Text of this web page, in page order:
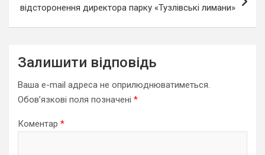
відсторонення директора парку «Тузлівські лимани»
Залишити відповідь
Ваша e-mail адреса не оприлюднюватиметься.
Обов’язкові поля позначені *
Коментар *